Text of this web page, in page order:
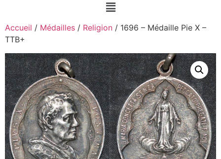
Accueil / Médailles / Religion / 1696 – Médaille Pie X –
TTB+